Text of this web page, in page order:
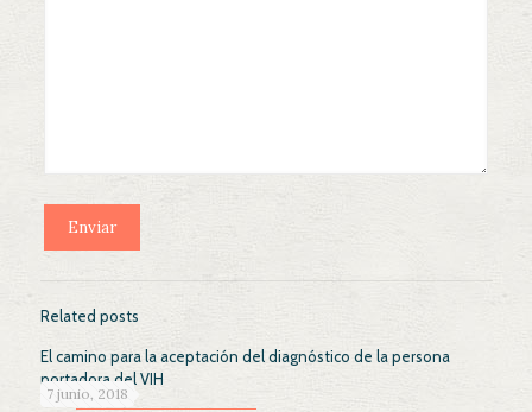
Related posts
7 junio, 2018
El camino para la aceptación del diagnóstico de la persona
portadora del VIH